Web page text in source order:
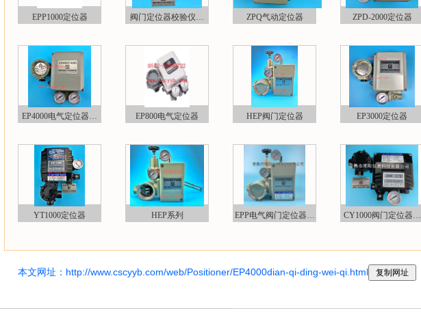
EPP1000定位器 阀门定位器校验仪… ZPQ气动定位器 ZPD-2000定位器
EP4000电气定位器… EP800电气定位器 HEP阀门定位器 EP3000定位器
YT1000定位器 HEP系列 EPP电气阀门定位器… CY1000阀门定位器…
本文网址： http://www.cscyyb.com/web/Positioner/EP4000dian-qi-ding-wei-qi.html